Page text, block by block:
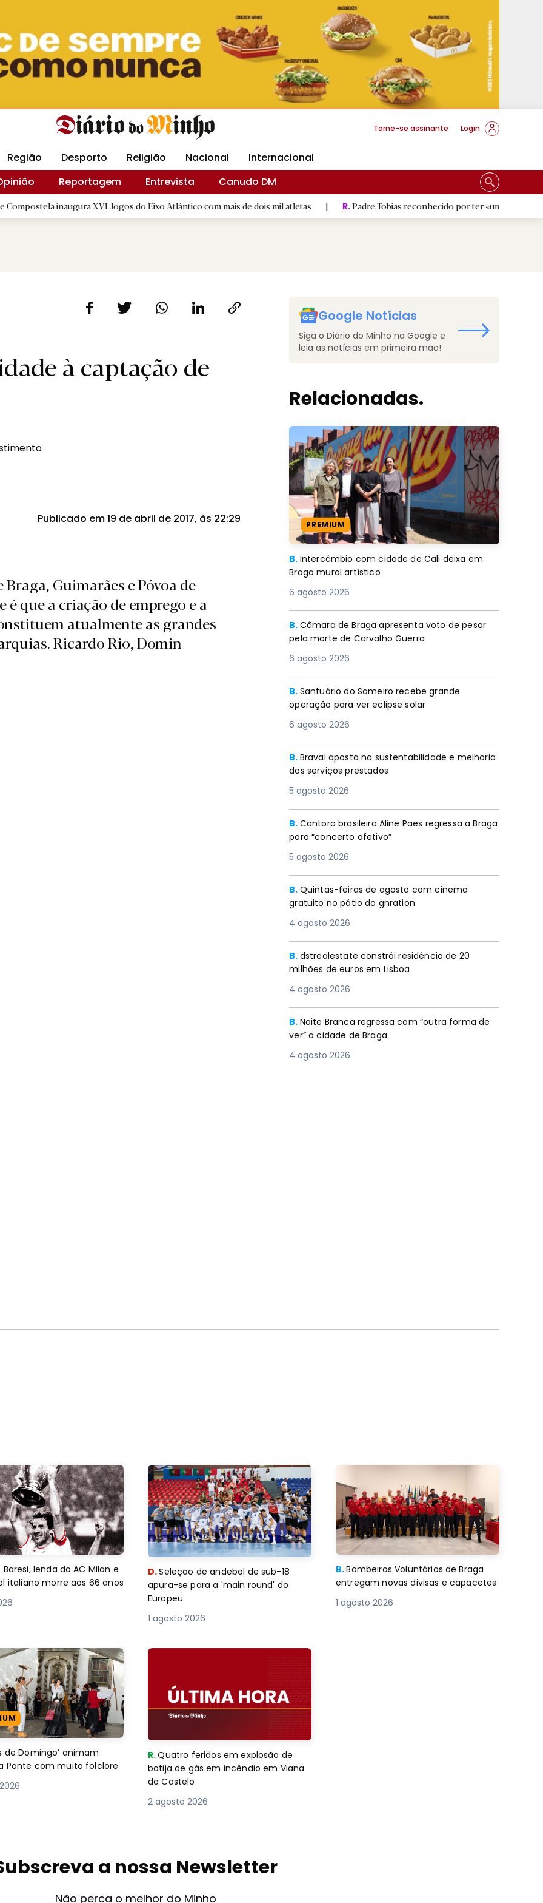
Revista Minha Gráfica DM Livraria DM Arquidiocese Braga
Torne-se assinante Login
Região Desporto Religião Nacional
Internacional
Reportagem Entrevista Canudo DM
inaugura XVI Jogos do Eixo Atlântico com mais de dois mil atletas | R. Padre Tobias reconhecido por ter «um coração sempre
à captação de
Publicado em 19 de abril de 2017, às 22:29
Guimarães e Póvoa de
que a criação de emprego e a
atualmente as grandes
Ricardo Rio, Domin
Google Notícias
Siga o Diário do Minho na Google e
leia as notícias em primeira mão!
Relacionadas.
PREMIUM
B. Intercâmbio com cidade de Cali deixa em
Braga mural artístico
6 agosto 2026
B. Câmara de Braga apresenta voto de pesar
pela morte de Carvalho Guerra
6 agosto 2026
B. Santuário do Sameiro recebe grande
operação para ver eclipse solar
6 agosto 2026
B. Braval aposta na sustentabilidade e melhoria
dos serviços prestados
5 agosto 2026
B. Cantora brasileira Aline Paes regressa a Braga
para “concerto afetivo”
5 agosto 2026
B. Quintas-feiras de agosto com cinema
gratuito no pátio do gnration
4 agosto 2026
B. dstrealestate constrói residência de 20
milhões de euros em Lisboa
4 agosto 2026
B. Noite Branca regressa com “outra forma de
ver” a cidade de Braga
4 agosto 2026
Baresi, lenda do AC Milan e
italiano morre aos 66 anos
D.Seleção de andebol de sub-18
apura-se para a 'main round' do
Europeu
1 agosto 2026
B.Bombeiros Voluntários de Braga
entregam novas divisas e capacetes
1 agosto 2026
de Domingo’ animam
Ponte com muito folclore
R.Quatro feridos em explosão de
botija de gás em incêndio em Viana
do Castelo
2 agosto 2026
a nossa Newsletter
Não perca o melhor do Minho